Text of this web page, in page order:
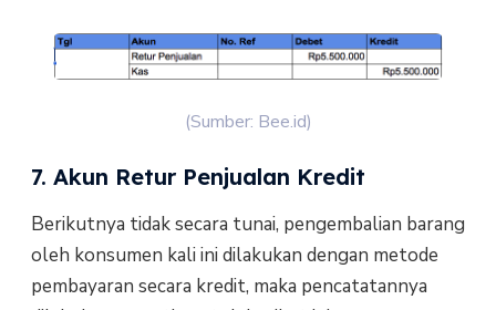
(Sumber: Bee.id)
7. Akun Retur Penjualan Kredit
Berikutnya tidak secara tunai, pengembalian barang
oleh konsumen kali ini dilakukan dengan metode
pembayaran secara kredit, maka pencatatannya